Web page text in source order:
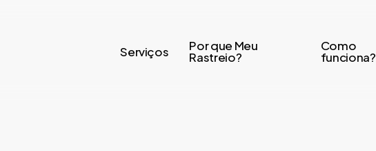
Serviços Por que Meu
Rastreio?
Como
funciona?